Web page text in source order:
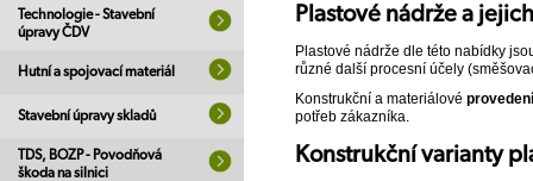
Technologie - Stavební
úpravy ČDV
Hutní a spojovací materiál
Stavební úpravy skladů
TDS, BOZP - Povodňová
škoda na silnici
Plastové nádrže a
Plastové nádrže dle této nabídky
různé další procesní účely
Konstrukční a materiálové
potřeb zákazníka.
Konstrukční varianty